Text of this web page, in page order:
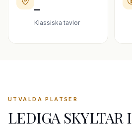
–
Klassiska tavlor
UTVALDA PLATSER
LEDIGA SKYLTAR I